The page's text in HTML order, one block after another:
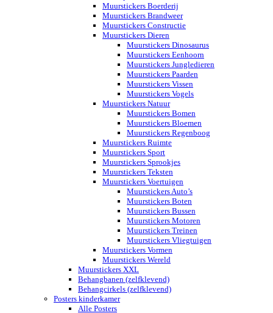
Muurstickers Boerderij
Muurstickers Brandweer
Muurstickers Constructie
Muurstickers Dieren
Muurstickers Dinosaurus
Muurstickers Eenhoorn
Muurstickers Jungledieren
Muurstickers Paarden
Muurstickers Vissen
Muurstickers Vogels
Muurstickers Natuur
Muurstickers Bomen
Muurstickers Bloemen
Muurstickers Regenboog
Muurstickers Ruimte
Muurstickers Sport
Muurstickers Sprookjes
Muurstickers Teksten
Muurstickers Voertuigen
Muurstickers Auto’s
Muurstickers Boten
Muurstickers Bussen
Muurstickers Motoren
Muurstickers Treinen
Muurstickers Vliegtuigen
Muurstickers Vormen
Muurstickers Wereld
Muurstickers XXL
Behangbanen (zelfklevend)
Behangcirkels (zelfklevend)
Posters kinderkamer
Alle Posters